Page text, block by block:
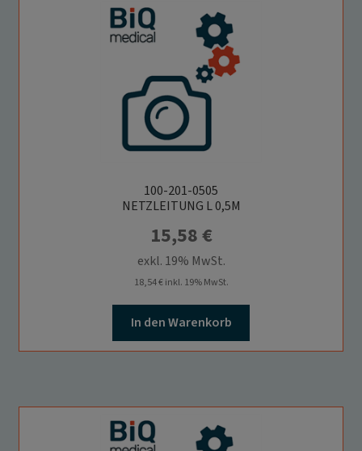
100-201-0505
NETZLEITUNG L 0,5M
15,58€
exkl. 19% MwSt.
18,54€inkl. 19% MwSt.
In den Warenkorb